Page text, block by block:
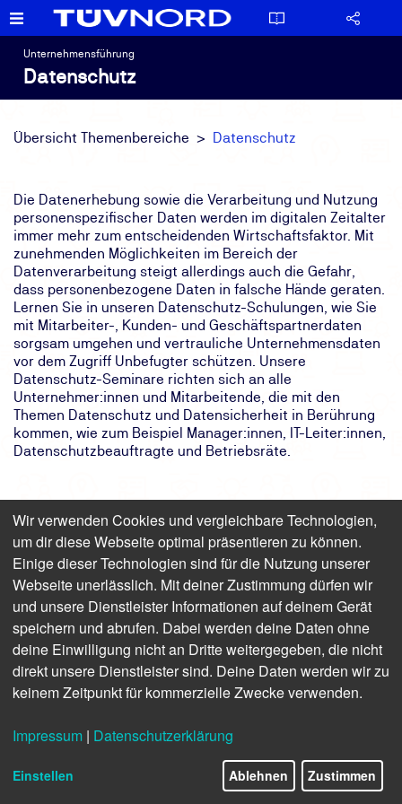
Unternehmensführung
Datenschutz
Übersicht Themenbereiche Datenschutz
Die Datenerhebung sowie die Verarbeitung und Nutzung
personenspezifischer Daten werden im digitalen Zeitalter
immer mehr zum entscheidenden Wirtschaftsfaktor. Mit
zunehmenden Möglichkeiten im Bereich der
Datenverarbeitung steigt allerdings auch die Gefahr,
dass personenbezogene Daten in falsche Hände geraten.
Lernen Sie in unseren Datenschutz-Schulungen, wie Sie
mit Mitarbeiter-, Kunden- und Geschäftspartnerdaten
sorgsam umgehen und vertrauliche Unternehmensdaten
vor dem Zugriff Unbefugter schützen. Unsere
Datenschutz-Seminare richten sich an alle
Unternehmer:innen und Mitarbeitende, die mit den
Themen Datenschutz und Datensicherheit in Berührung
kommen, wie zum Beispiel Manager:innen, IT-Leiter:innen,
Datenschutzbeauftragte und Betriebsräte.
Ihre Ansprechpartner
Mein Name istMelanie Braunschweig
Als Produktmanagerin helfe ich Ihnen gerne persönlich
Anmeldung und Termine: 0800 8888 020
Fragen zu Inhalten: +49 40 8557 1566
Wir verwenden Cookies und vergleichbare Technologien,
um dir diese Webseite optimal präsentieren zu können.
Einige dieser Technologien sind für die Nutzung unserer
Webseite unerlässlich. Mit deiner Zustimmung dürfen wir
und unsere Dienstleister Informationen auf deinem Gerät
speichern und abrufen. Dabei werden deine Daten ohne
deine Einwilligung nicht an Dritte weitergegeben, die nicht
direkt unsere Dienstleister sind. Deine Daten werden wir zu
keinem Zeitpunkt für kommerzielle Zwecke verwenden.
Impressum | Datenschutzerklärung
Einstellen Ablehnen Zustimmen